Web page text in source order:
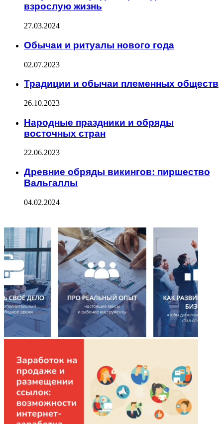
взрослую жизнь
27.03.2024
Обычаи и ритуалы нового года
02.07.2023
Традиции и обычаи племенных обществ
26.10.2023
Народные праздники и обряды
восточных стран
22.06.2023
Древние обряды викингов: пиршество
Вальгаллы
04.02.2024